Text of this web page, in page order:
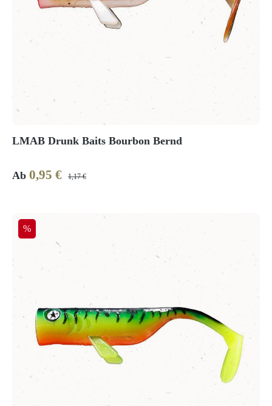
LMAB Drunk Baits Bourbon Bernd
Verkaufspreis:
Ab 0,95 € Regulärer Preis:
1,17 €
Rabatt
%